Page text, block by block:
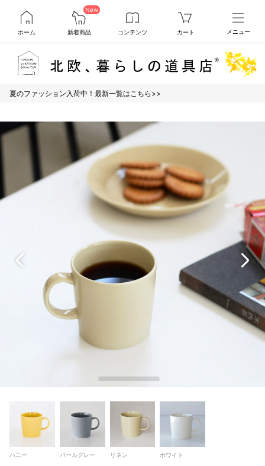
ホーム
New
新着商品 コンテンツ カート メニュー
夏のファッション入荷中！最新一覧はこちら>>
ハニー パールグレー リネン ホワイト